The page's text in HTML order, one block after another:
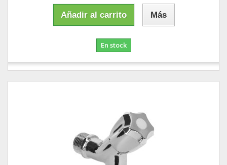
Añadir al carrito Más
En stock